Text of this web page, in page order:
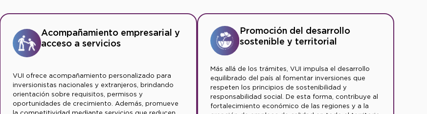
Acompañamiento empresarial y
acceso a servicios
VUI ofrece acompañamiento personalizado para
inversionistas nacionales y extranjeros, brindando
orientación sobre requisitos, permisos y
oportunidades de crecimiento. Además, promueve
Promoción del desarrollo
sostenible y territorial
Más allá de los trámites, VUI impulsa el desarrollo
equilibrado del país al fomentar inversiones que
respeten los principios de sostenibilidad y
responsabilidad social. De esta forma, contribuye al
fortalecimiento económico de las regiones y a la